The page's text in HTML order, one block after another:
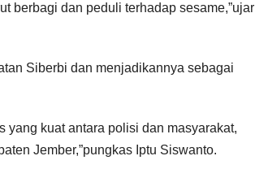
berbagi dan peduli terhadap sesame,”ujar
Siberbi dan menjadikannya sebagai
yang kuat antara polisi dan masyarakat,
Jember,”pungkas Iptu Siswanto.